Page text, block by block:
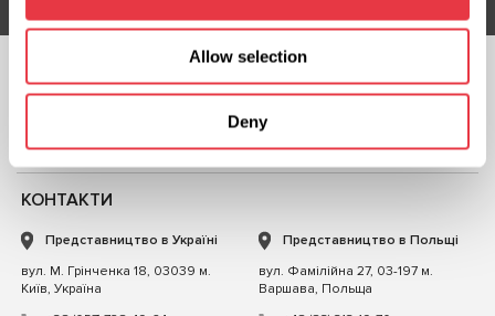
Allow selection
Deny
СЛІДКУЙТЕ ЗА
ЧАТ ІЗ НАМИ
КОНТАКТИ
Представництво в Україні
вул. М. Грінченка 18, 03039 м.
Київ, Україна
Представництво в Польщі
вул. Фамілійна 27, 03-197 м.
Варшава, Польща